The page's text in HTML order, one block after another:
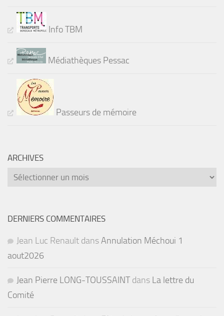
Info TBM
Médiathèques Pessac
Passeurs de mémoire
ARCHIVES
Archives
DERNIERS COMMENTAIRES
Jean Luc Renault dansAnnulation Méchoui 1
aout2026
Jean Pierre LONG-TOUSSAINTdans La lettre du
Comité